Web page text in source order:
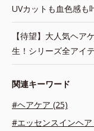
UVカットも血色感も
【待望】大人気ヘア
生！シリーズ全アイ
関連キーワード
#ヘアケア (25)
#エッセンスインヘ